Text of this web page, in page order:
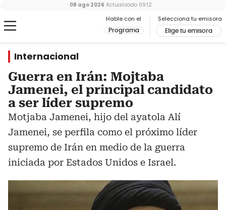
Hable con el
Programa
Selecciona tu emisora
Elige tu emisora
08 ago 2026 Actualizado 09:12
Internacional
Guerra en Irán: Mojtaba
Jamenei, el principal candidato
a ser líder supremo
Motjaba Jamenei, hijo del ayatola Alí
Jamenei, se perfila como el próximo líder
supremo de Irán en medio de la guerra
iniciada por Estados Unidos e Israel.